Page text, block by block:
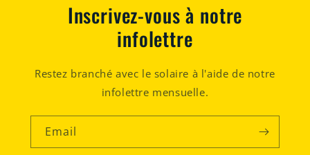
Inscrivez-vous à notre
infolettre
Restez branché avec le solaire à l'aide de notre
infolettre mensuelle.
Email